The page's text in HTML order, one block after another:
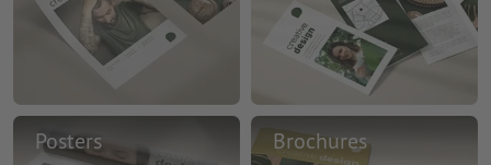
Posters Brochures